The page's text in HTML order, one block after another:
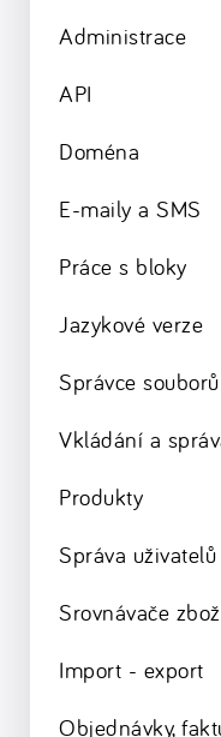
Administrace
API
Doména
E-maily a SMS
Práce s bloky
Jazykové verze
Správce
Vkládání a
Produkty
Správa uživatelů
Srovnávače
Import - export
Objednávky,